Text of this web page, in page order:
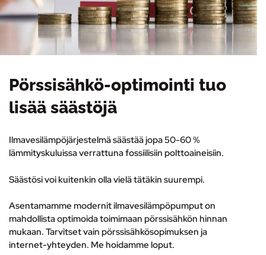
Pörssisähkö-optimointi tuo
lisää säästöjä
Ilmavesilämpöjärjestelmä säästää jopa 50-60 %
lämmityskuluissa verrattuna fossiilisiin polttoaineisiin.
Säästösi voi kuitenkin olla vielä tätäkin suurempi.
Asentamamme modernit ilmavesilämpöpumput on
mahdollista optimoida toimimaan pörssisähkön hinnan
mukaan. Tarvitset vain pörssisähkösopimuksen ja
internet-yhteyden. Me hoidamme loput.